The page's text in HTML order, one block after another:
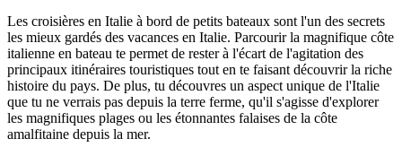
Les croisières en Italie à bord de petits bateaux sont l'un des secrets
les mieux gardés des vacances en Italie. Parcourir la magnifique côte
italienne en bateau te permet de rester à l'écart de l'agitation des
principaux itinéraires touristiques tout en te faisant découvrir la riche
histoire du pays. De plus, tu découvres un aspect unique de l'Italie
que tu ne verrais pas depuis la terre ferme, qu'il s'agisse d'explorer
les magnifiques plages ou les étonnantes falaises de la côte
amalfitaine depuis la mer.